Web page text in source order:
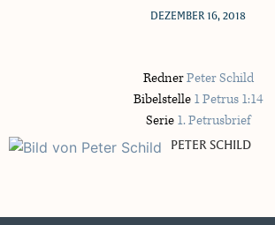
DEZEMBER 16, 2018
RednerPeter Schild
Bibelstelle 1 Petrus 1:14
Serie 1. Petrusbrief
PETER SCHILD